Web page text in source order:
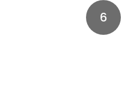
6